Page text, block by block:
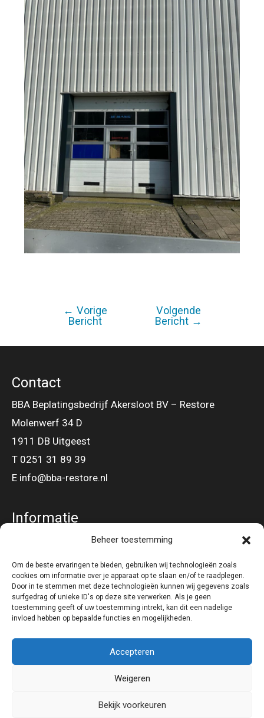
Beheer toestemming
Om de beste ervaringen te bieden, gebruiken wij technologieën zoals
cookies om informatie over je apparaat op te slaan en/of te raadplegen.
Door in te stemmen met deze technologieën kunnen wij gegevens zoals
surfgedrag of unieke ID's op deze site verwerken. Als je geen
toestemming geeft of uw toestemming intrekt, kan dit een nadelige
invloed hebben op bepaalde functies en mogelijkheden.
Accepteren
Weigeren
Bekijk voorkeuren
Bericht← Vorige
Bericht
Volgende
Bericht →
Contact
BBA Beplatingsbedrijf Akersloot BV – Restore
Molenwerf 34 D
1911 DB Uitgeest
T 0251 31 89 39
E info@bba-restore.nl
Informatie
Gevel – en Dakbeplating
Volg ons op
Webconcepts